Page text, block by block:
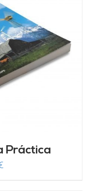
Práctica